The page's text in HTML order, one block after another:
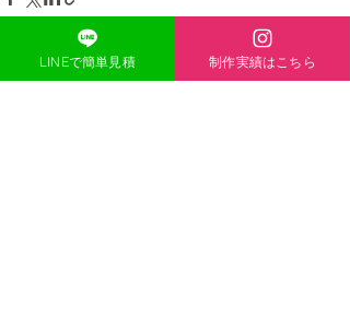
LINEで簡単見積 制作実績はこちら